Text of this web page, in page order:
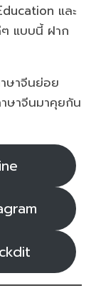
และ
แบบนี้ ฝาก
ษาจีนย่อย
ษาจีนมาคุยกัน